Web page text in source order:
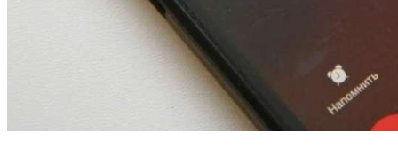
11–13 сентября в рамках Года единства народов